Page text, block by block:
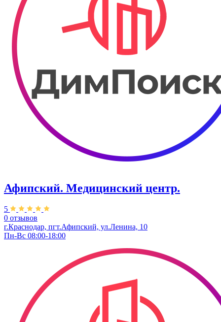
Афипский. Медицинский центр.
5
0 отзывов
г.Краснодар, пгт.Афипский, ул.Ленина, 10
Пн-Вс 08:00-18:00